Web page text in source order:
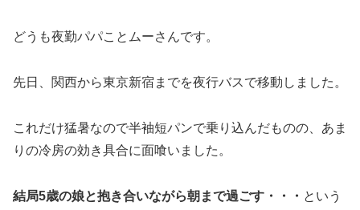
どうも夜勤パパことムーさんです。
先日、関西から東京新宿までを夜行バスで移動しました。
これだけ猛暑なので半袖短パンで乗り込んだものの、あま
りの冷房の効き具合に面喰いました。
結局5歳の娘と抱き合いながら朝まで過ごす・・・ という